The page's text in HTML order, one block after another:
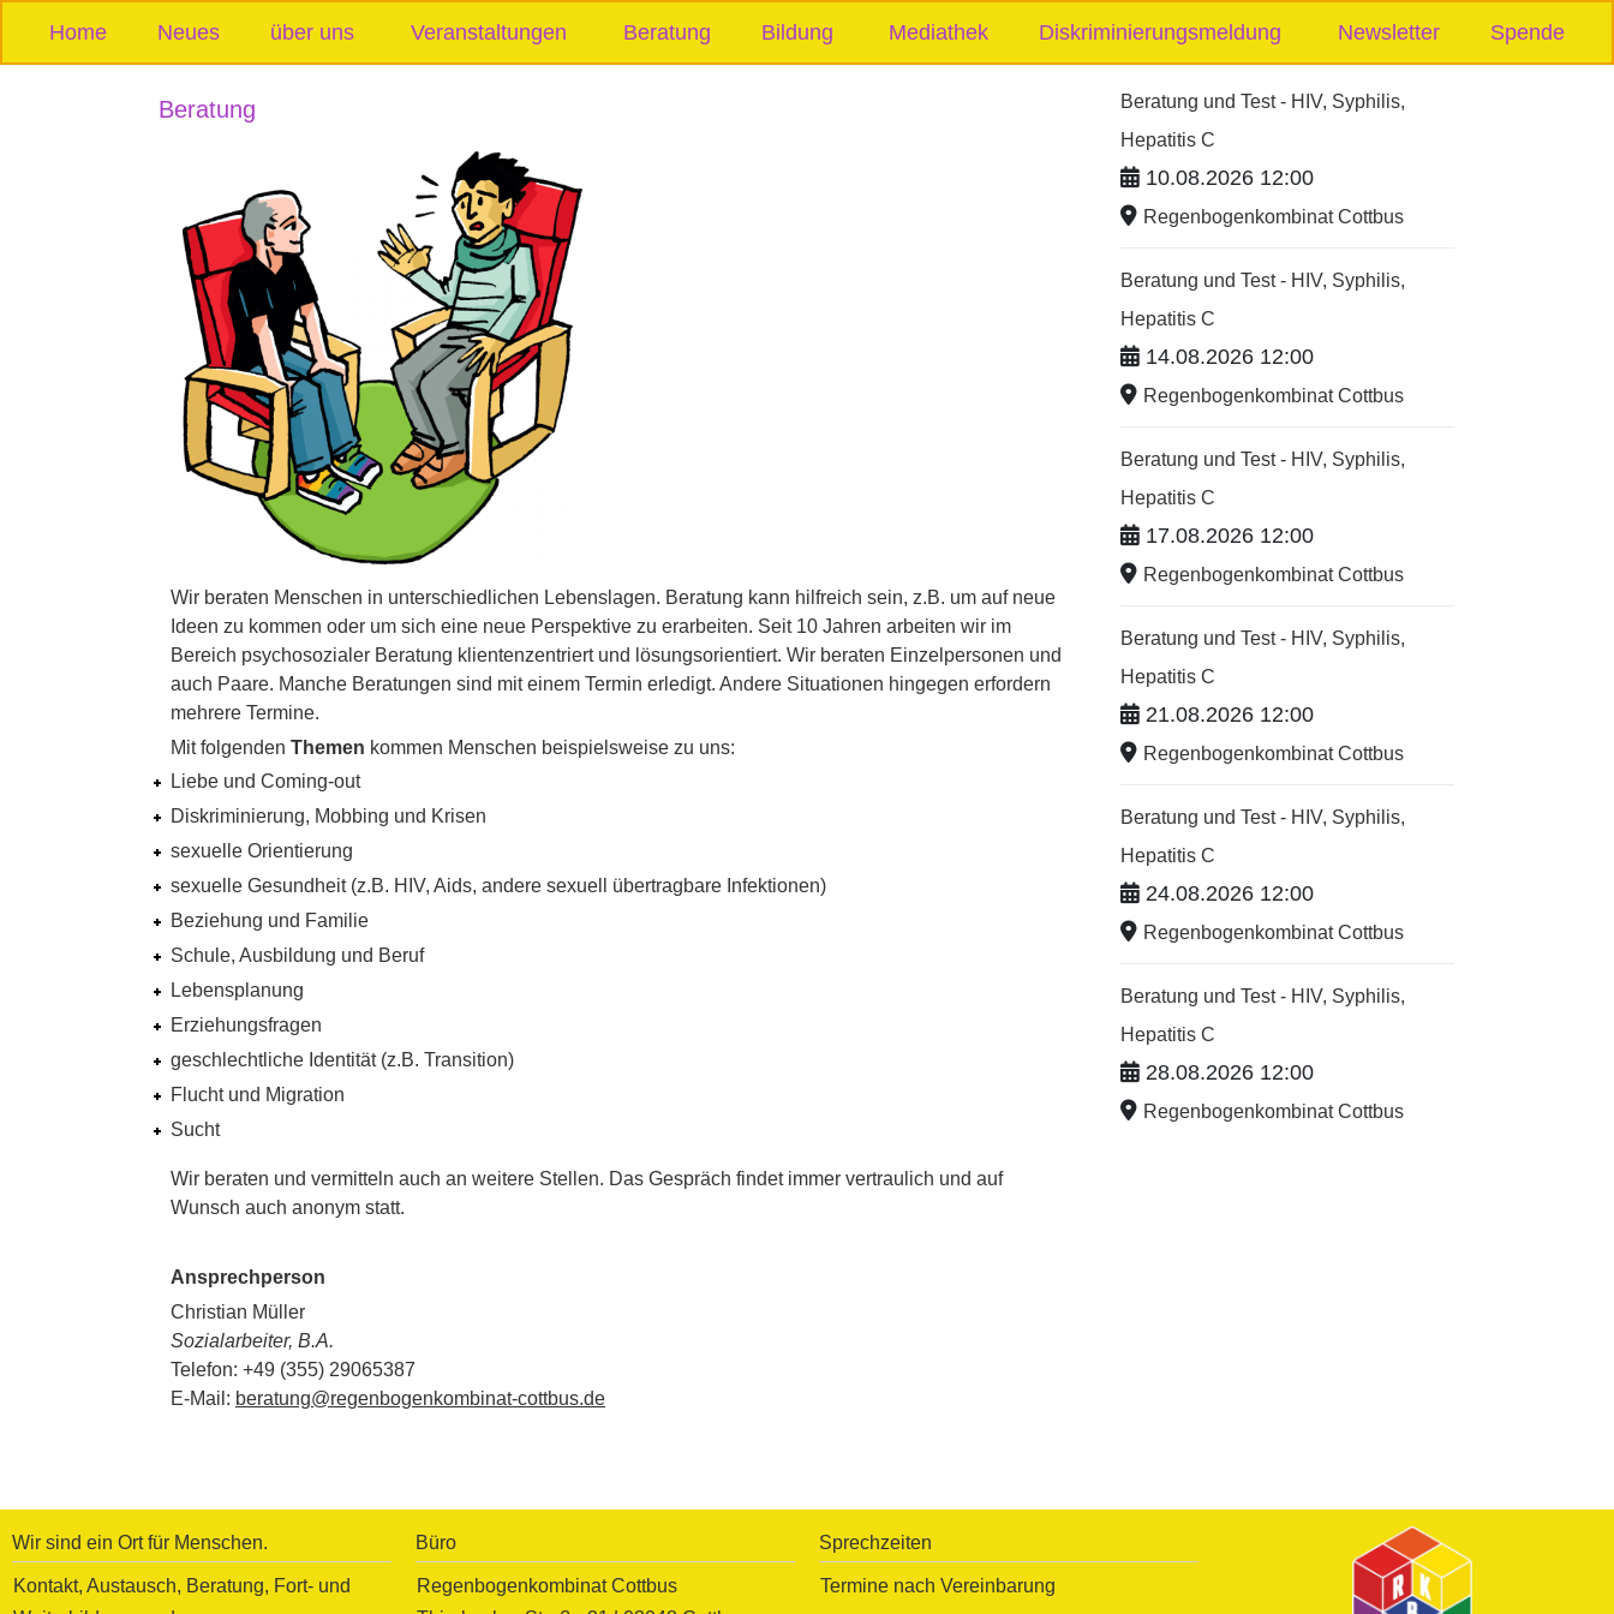
Home Neues über uns Veranstaltungen Beratung Bildung Mediathek Diskriminierungsmeldung Newsletter Spende
Beratung
Wir beraten Menschen in unterschiedlichen Lebenslagen. Beratung kann hilfreich sein, z.B. um auf neue
Ideen zu kommen oder um sich eine neue Perspektive zu erarbeiten. Seit 10 Jahren arbeiten wir im
Bereich psychosozialer Beratung klientenzentriert und lösungsorientiert. Wir beraten Einzelpersonen und
auch Paare. Manche Beratungen sind mit einem Termin erledigt. Andere Situationen hingegen erfordern
mehrere Termine.
Mit folgenden Themen kommen Menschen beispielsweise zu uns:
Liebe und Coming-out
Diskriminierung, Mobbing und Krisen
sexuelle Orientierung
sexuelle Gesundheit (z.B. HIV, Aids, andere sexuell übertragbare Infektionen)
Beziehung und Familie
Schule, Ausbildung und Beruf
Lebensplanung
Erziehungsfragen
geschlechtliche Identität (z.B. Transition)
Flucht und Migration
Sucht
Wir beraten und vermitteln auch an weitere Stellen. Das Gespräch findet immer vertraulich und auf
Wunsch auch anonym statt.
Ansprechperson
Christian Müller
Sozialarbeiter, B.A.
Telefon: +49 (355) 29065387
E-Mail: beratung@regenbogenkombinat-cottbus.de
Beratung und Test - HIV, Syphilis,
Hepatitis C
10.08.2026 12:00
Regenbogenkombinat Cottbus
Beratung und Test - HIV, Syphilis,
Hepatitis C
14.08.2026 12:00
Regenbogenkombinat Cottbus
Beratung und Test - HIV, Syphilis,
Hepatitis C
17.08.2026 12:00
Regenbogenkombinat Cottbus
Beratung und Test - HIV, Syphilis,
Hepatitis C
21.08.2026 12:00
Regenbogenkombinat Cottbus
Beratung und Test - HIV, Syphilis,
Hepatitis C
24.08.2026 12:00
Regenbogenkombinat Cottbus
Beratung und Test - HIV, Syphilis,
Hepatitis C
28.08.2026 12:00
Regenbogenkombinat Cottbus
Wir sind ein Ort für Menschen.
Kontakt, Austausch, Beratung, Fort- und
Büro
Regenbogenkombinat Cottbus
Sprechzeiten
Termine nach Vereinbarung